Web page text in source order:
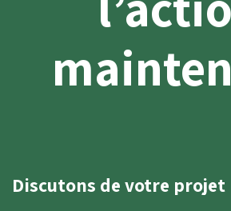
Discutons de votre projet